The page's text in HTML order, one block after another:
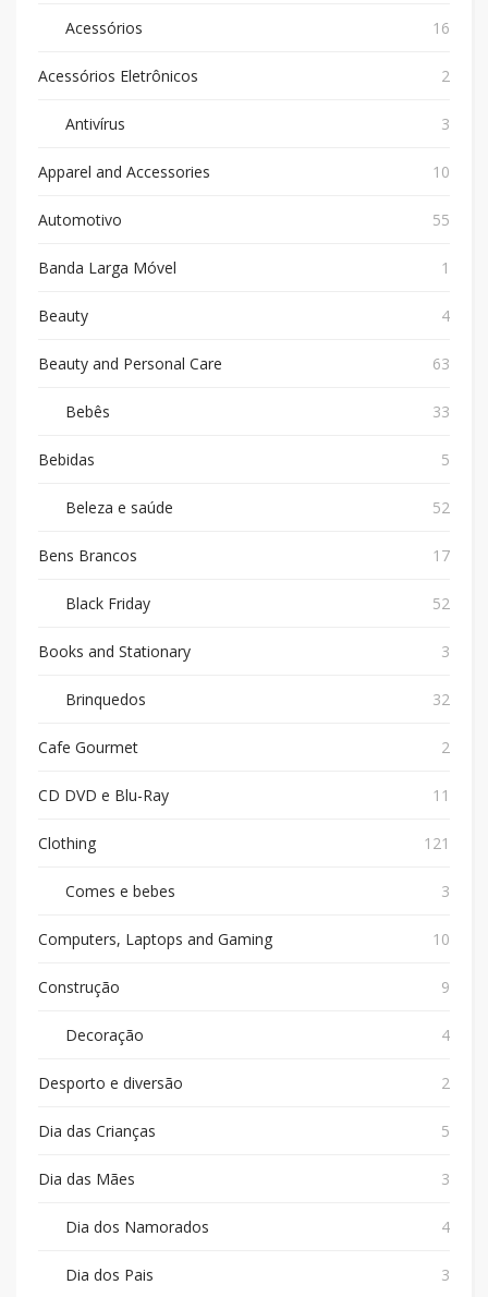
Acessórios 16
Acessórios Eletrônicos 2
Antivírus 3
Apparel and Accessories 10
Automotivo 55
Banda Larga Móvel 1
Beauty 4
Beauty and Personal Care 63
Bebês 33
Bebidas 5
Beleza e saúde 52
Bens Brancos 17
Black Friday 52
Books and Stationary 3
Brinquedos 32
Cafe Gourmet 2
CD DVD e Blu-Ray 11
Clothing 121
Comes e bebes 3
Computers, Laptops and Gaming 10
Construção 9
Decoração 4
Desporto e diversão 2
Dia das Crianças 5
Dia das Mães 3
Dia dos Namorados 4
Dia dos Pais 3